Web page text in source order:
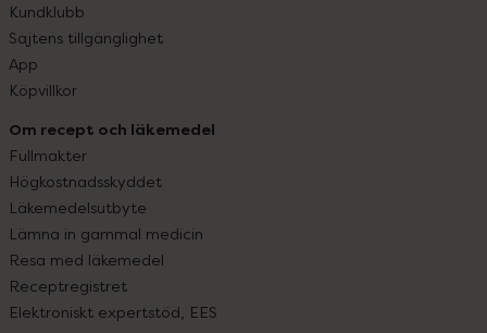
Kundklubb
Sajtens tillgänglighet
App
Köpvillkor
Om recept och läkemedel
Fullmakter
Högkostnadsskyddet
Läkemedelsutbyte
Lämna in gammal medicin
Resa med läkemedel
Receptregistret
Elektroniskt expertstöd, EES